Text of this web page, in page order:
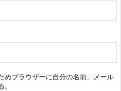
めブラウザーに自分の名前、メール